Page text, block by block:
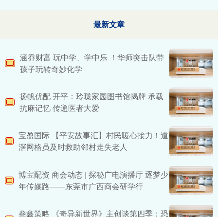
最新文章
涵乔财富 玩中学、学中乐 ！华师突击队带
孩子玩转奇妙化学
扬帆优配 开平：玲珑家园图书馆揭牌 承载
抗麻记忆 传递医者大爱
宝盈国际 【平安故事汇】村民暖心接力！道
滘网格员及时救助邻村走失老人
博宝配资 商会动态 | 探秘广电演播厅 逐梦少
年传媒路——东莞市广西商会研学行
叁鑫策略 《奇异新世界》主创谈第四季：恐